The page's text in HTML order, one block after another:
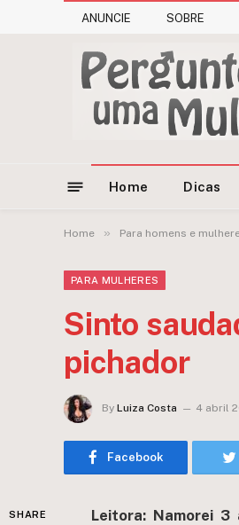
ANUNCIE SOBRE
Home Dicas
Home » Para homens e
PARA MULHERES
Sinto
pichador
By Luiza Costa 4 abril
Facebook
SHARE
Leitora: Namorei